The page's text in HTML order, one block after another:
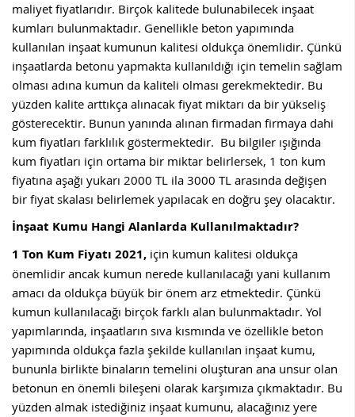
maliyet fiyatlarıdır. Birçok kalitede bulunabilecek inşaat
kumları bulunmaktadır. Genellikle beton yapımında
kullanılan inşaat kumunun kalitesi oldukça önemlidir. Çünkü
inşaatlarda betonu yapmakta kullanıldığı için temelin sağlam
olması adına kumun da kaliteli olması gerekmektedir. Bu
yüzden kalite arttıkça alınacak fiyat miktarı da bir yükseliş
gösterecektir. Bunun yanında alınan firmadan firmaya dahi
kum fiyatları farklılık göstermektedir. Bu bilgiler ışığında
kum fiyatları için ortama bir miktar belirlersek, 1 ton kum
fiyatına aşağı yukarı 2000 TL ila 3000 TL arasında değişen
bir fiyat skalası belirlemek yapılacak en doğru şey olacaktır.
İnşaat Kumu Hangi Alanlarda Kullanılmaktadır?
1 Ton Kum Fiyatı 2021, için kumun kalitesi oldukça
önemlidir ancak kumun nerede kullanılacağı yani kullanım
amacı da oldukça büyük bir önem arz etmektedir. Çünkü
kumun kullanılacağı birçok farklı alan bulunmaktadır. Yol
yapımlarında, inşaatların sıva kısmında ve özellikle beton
yapımında oldukça fazla şekilde kullanılan inşaat kumu,
bununla birlikte binaların temelini oluşturan ana unsur olan
betonun en önemli bileşeni olarak karşımıza çıkmaktadır. Bu
yüzden almak istediğiniz inşaat kumunu, alacağınız yere